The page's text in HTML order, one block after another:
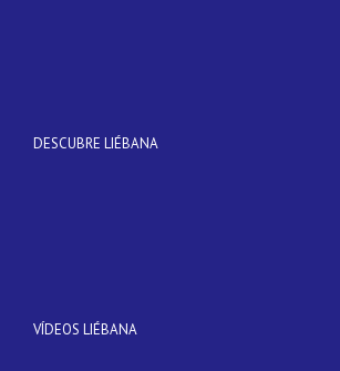
DESCUBRE LIÉBANA
VÍDEOS LIÉBANA